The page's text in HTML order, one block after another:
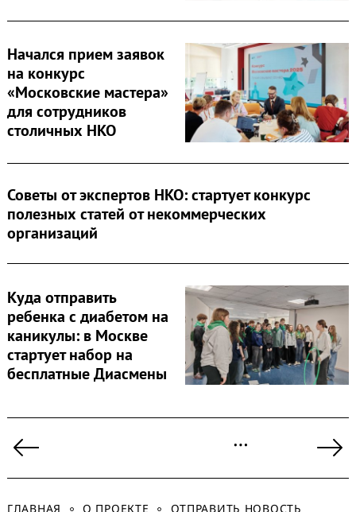
Начался прием заявок
на конкурс
«Московские мастера»
для сотрудников
столичных НКО
Советы от экспертов НКО: стартует конкурс
полезных статей от некоммерческих
организаций
Куда отправить
ребенка с диабетом на
каникулы: в Москве
стартует набор на
бесплатные Диасмены
записейPrevious
Page
…
ГЛАВНАЯ О ПРОЕКТЕ ОТПРАВИТЬ НОВОСТЬ